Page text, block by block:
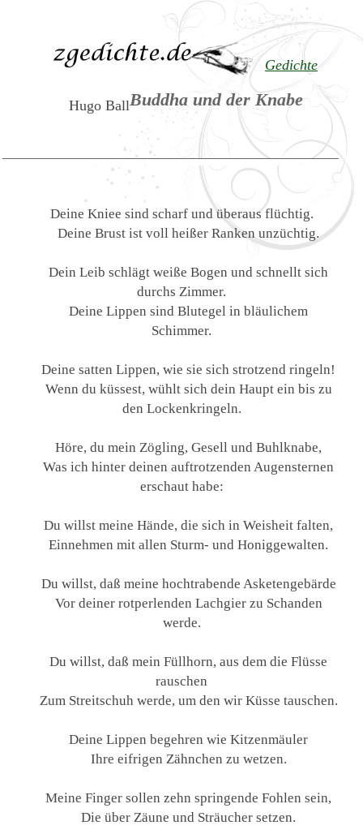
Gedichte
Buddha und der Knabe
Hugo Ball
Deine Kniee sind scharf und überaus flüchtig.
Deine Brust ist voll heißer Ranken unzüchtig.
Dein Leib schlägt weiße Bogen und schnellt sich
durchs Zimmer.
Deine Lippen sind Blutegel in bläulichem
Schimmer.
Deine satten Lippen, wie sie sich strotzend ringeln!
Wenn du küssest, wühlt sich dein Haupt ein bis zu
den Lockenkringeln.
Höre, du mein Zögling, Gesell und Buhlknabe,
Was ich hinter deinen auftrotzenden Augensternen
erschaut habe:
Du willst meine Hände, die sich in Weisheit falten,
Einnehmen mit allen Sturm- und Honiggewalten.
Du willst, daß meine hochtrabende Asketengebärde
Vor deiner rotperlenden Lachgier zu Schanden
werde.
Du willst, daß mein Füllhorn, aus dem die Flüsse
rauschen
Zum Streitschuh werde, um den wir Küsse tauschen.
Deine Lippen begehren wie Kitzenmäuler
Ihre eifrigen Zähnchen zu wetzen.
Meine Finger sollen zehn springende Fohlen sein,
Die über Zäune und Sträucher setzen.